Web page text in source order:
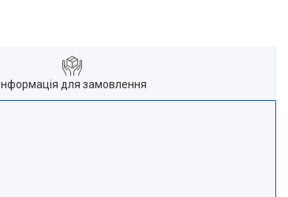
Інформація для замовлення